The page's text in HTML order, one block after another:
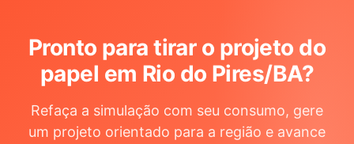
Pronto para tirar o projeto do
papel em Rio do Pires/BA?
Refaça a simulação com seu consumo, gere
um projeto orientado para a região e avance